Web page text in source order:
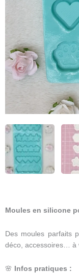
Moules en silicone
Des moules parfaits
déco, accessoires… à
🌸 Infos pratiques :